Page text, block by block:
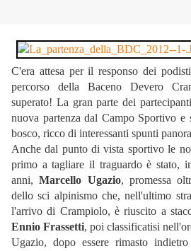
C'era attesa per il responso dei
percorso della Baceno Devero
superato! La gran parte dei
nuova partenza dal Campo Sportivo
bosco, ricco di interessanti spunti
Anche dal punto di vista sportivo le
primo a tagliare il traguardo è stato,
anni,Marcello Ugazio, promessa
dello sci alpinismo che, nell'ultimo
l'arrivo di Crampiolo, è riuscito a
Ennio Frassetti, poi classificatisi
Ugazio, dopo essere rimasto